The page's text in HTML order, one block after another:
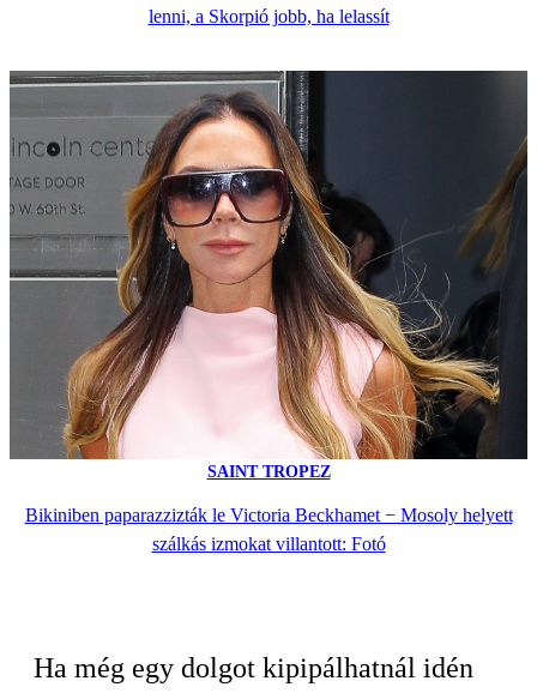
lenni, a Skorpió jobb, ha lelassít
SAINT TROPEZ
Bikiniben paparazzizták le Victoria Beckhamet − Mosoly helyett
szálkás izmokat villantott: Fotó
Ha még egy dolgot kipipálhatnál idén